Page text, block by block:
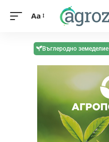
Aa
Въглеродно земеделие